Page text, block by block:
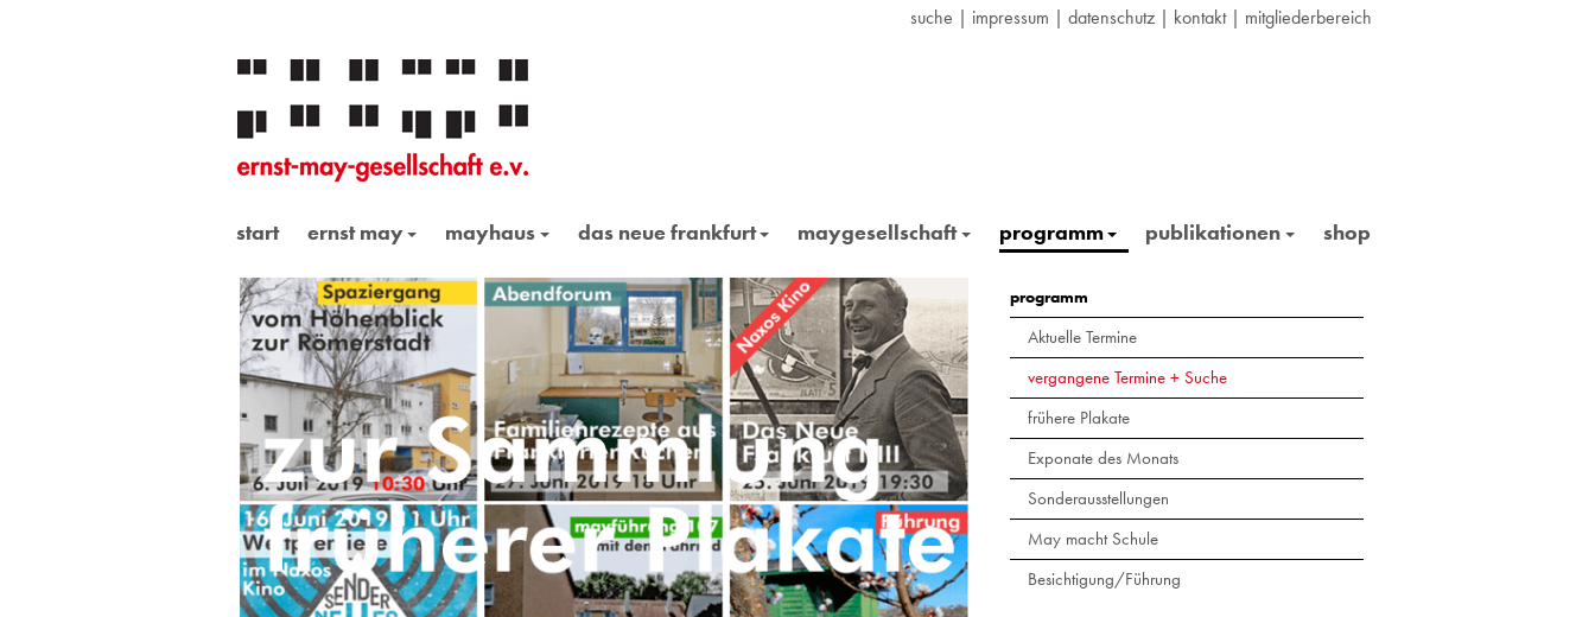
suche | impressum | datenschutz | kontakt| mitgliederbereich
start ernst may mayhaus das neue frankfurt maygesellschaft programm publikationen shop
programm
Aktuelle Termine
vergangene Termine + Suche
frühere Plakate
Exponate des Monats
Sonderausstellungen
May macht Schule
Besichtigung/Führung